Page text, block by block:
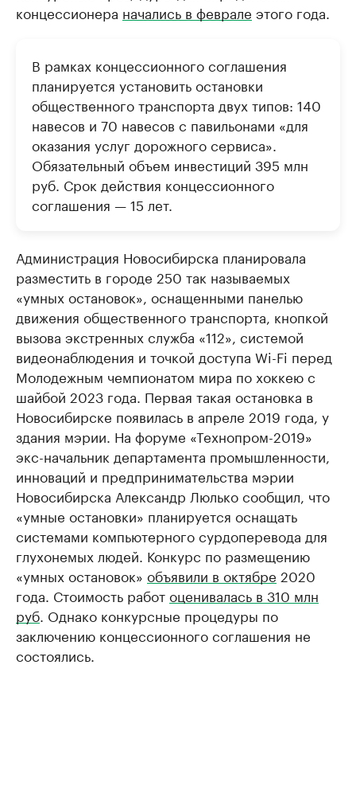
концессионера начались в феврале этого года.
В рамках концессионного соглашения
планируется установить остановки
общественного транспорта двух типов: 140
навесов и 70 навесов с павильонами «для
оказания услуг дорожного сервиса».
Обязательный объем инвестиций 395 млн
руб. Срок действия концессионного
соглашения — 15 лет.
Администрация Новосибирска планировала
разместить в городе 250 так называемых
«умных остановок», оснащенными панелью
движения общественного транспорта, кнопкой
вызова экстренных служба «112», системой
видеонаблюдения и точкой доступа Wi-Fi перед
Молодежным чемпионатом мира по хоккею с
шайбой 2023 года. Первая такая остановка в
Новосибирске появилась в апреле 2019 года, у
здания мэрии. На форуме «Технопром-2019»
экс-начальник департамента промышленности,
инноваций и предпринимательства мэрии
Новосибирска Александр Люлько сообщил, что
«умные остановки» планируется оснащать
системами компьютерного сурдоперевода для
глухонемых людей. Конкурс по размещению
«умных остановок» объявили в октябре 2020
года. Стоимость работоценивалась в 310 млн
руб . Однако конкурсные процедуры по
заключению концессионного соглашения не
состоялись.